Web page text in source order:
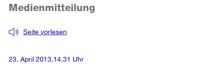
Seite vorlesen
Medienmitteilung
23. April 2013,14.31 Uhr